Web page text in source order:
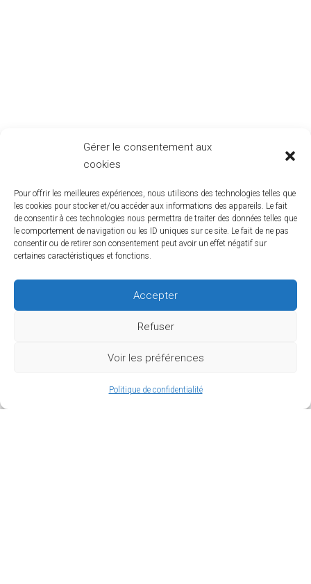
Gérer le consentement aux
cookies
Pour offrir les meilleures expériences, nous utilisons des technologies telles que
les cookies pour stocker et/ou accéder aux informations des appareils. Le fait
de consentir à ces technologies nous permettra de traiter des données telles que
le comportement de navigation ou les ID uniques sur ce site. Le fait de ne pas
consentir ou de retirer son consentement peut avoir un effet négatif sur
certaines caractéristiques et fonctions.
Accepter
Refuser
Voir les préférences
Politique de confidentialité